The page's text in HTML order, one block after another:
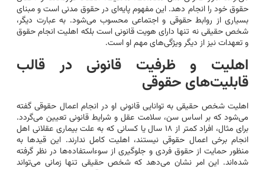
حقوق خود را انجام دهد. این مفهوم پایه‌ای در حقوق مدنی است و مبنای
بسیاری از روابط حقوقی و اجتماعی محسوب می‌شود. به عبارت دیگر،
شخص حقیقی نه تنها دارای هویت قانونی است بلکه اهلیت انجام حقوق
و تعهدات نیز از دیگر ویژگی‌های مهم او است.
اهلیت و ظرفیت قانونی در قالب
قابلیت‌های حقوقی
اهلیت شخص حقیقی به توانایی قانونی او در انجام اعمال حقوقی گفته
می‌شود که بر اساس سن، سلامت عقل و شرایط قانونی تعیین می‌گردد.
برای مثال، افراد کمتر از ۱۸ سال یا کسانی که به علت بیماری عقلانی اهل
انجام برخی اعمال حقوقی نیستند، اهلیت کامل ندارند. این قیدها به
منظور حمایت از حقوق فردی و جلوگیری از سوءاستفاده‌ها در نظر گرفته
شده‌اند. این امر نشان می‌دهد که شخص حقیقی تنها زمانی می‌تواند